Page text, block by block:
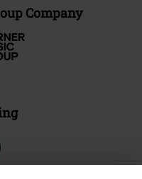
Company